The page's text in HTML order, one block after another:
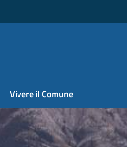
Vivere il Comune